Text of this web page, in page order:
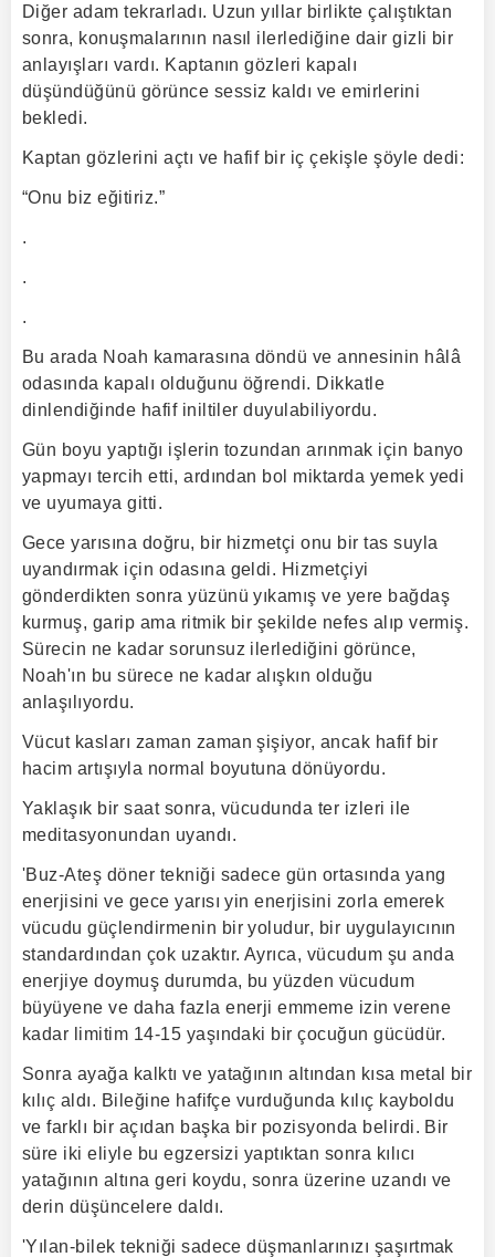
Diğer adam tekrarladı. Uzun yıllar birlikte çalıştıktan
sonra, konuşmalarının nasıl ilerlediğine dair gizli bir
anlayışları vardı. Kaptanın gözleri kapalı
düşündüğünü görünce sessiz kaldı ve emirlerini
bekledi.
Kaptan gözlerini açtı ve hafif bir iç çekişle şöyle dedi:
“Onu biz eğitiriz.”
.
.
.
Bu arada Noah kamarasına döndü ve annesinin hâlâ
odasında kapalı olduğunu öğrendi. Dikkatle
dinlendiğinde hafif iniltiler duyulabiliyordu.
Gün boyu yaptığı işlerin tozundan arınmak için banyo
yapmayı tercih etti, ardından bol miktarda yemek yedi
ve uyumaya gitti.
Gece yarısına doğru, bir hizmetçi onu bir tas suyla
uyandırmak için odasına geldi. Hizmetçiyi
gönderdikten sonra yüzünü yıkamış ve yere bağdaş
kurmuş, garip ama ritmik bir şekilde nefes alıp vermiş.
Sürecin ne kadar sorunsuz ilerlediğini görünce,
Noah'ın bu sürece ne kadar alışkın olduğu
anlaşılıyordu.
Vücut kasları zaman zaman şişiyor, ancak hafif bir
hacim artışıyla normal boyutuna dönüyordu.
Yaklaşık bir saat sonra, vücudunda ter izleri ile
meditasyonundan uyandı.
'Buz-Ateş döner tekniği sadece gün ortasında yang
enerjisini ve gece yarısı yin enerjisini zorla emerek
vücudu güçlendirmenin bir yoludur, bir uygulayıcının
standardından çok uzaktır. Ayrıca, vücudum şu anda
enerjiye doymuş durumda, bu yüzden vücudum
büyüyene ve daha fazla enerji emmeme izin verene
kadar limitim 14-15 yaşındaki bir çocuğun gücüdür.
Sonra ayağa kalktı ve yatağının altından kısa metal bir
kılıç aldı. Bileğine hafifçe vurduğunda kılıç kayboldu
ve farklı bir açıdan başka bir pozisyonda belirdi. Bir
süre iki eliyle bu egzersizi yaptıktan sonra kılıcı
yatağının altına geri koydu, sonra üzerine uzandı ve
derin düşüncelere daldı.
'Yılan-bilek tekniği sadece düşmanlarınızı şaşırtmak